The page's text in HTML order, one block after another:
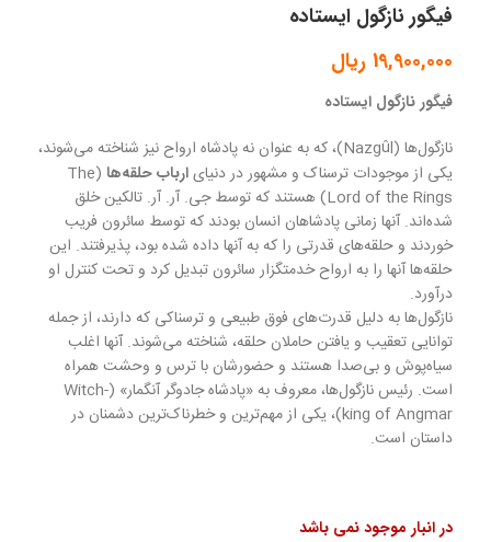
فیگور نازگول ایستاده
19,900,000 ریال
فیگور نازگول ایستاده
نازگول‌ها (Nazgûl)، که به عنوان نه پادشاه ارواح نیز شناخته می‌شوند،
یکی از موجودات ترسناک و مشهور در دنیایارباب حلقه‌ها (The
Lord of the Rings) هستند که توسط جی. آر. آر. تالکین خلق
شده‌اند. آنها زمانی پادشاهان انسان بودند که توسط سائرون فریب
خوردند و حلقه‌های قدرتی را که به آنها داده شده بود، پذیرفتند. این
حلقه‌ها آنها را به ارواح خدمتگزار سائرون تبدیل کرد و تحت کنترل او
درآورد.
نازگول‌ها به دلیل قدرت‌های فوق طبیعی و ترسناکی که دارند، از جمله
توانایی تعقیب و یافتن حاملان حلقه، شناخته می‌شوند. آنها اغلب
سیاه‌پوش و بی‌صدا هستند و حضورشان با ترس و وحشت همراه
است. رئیس نازگول‌ها، معروف به «پادشاه جادوگر آنگمار» (Witch-
king of Angmar)، یکی از مهم‌ترین و خطرناک‌ترین دشمنان در
داستان است.
در انبار موجود نمی باشد